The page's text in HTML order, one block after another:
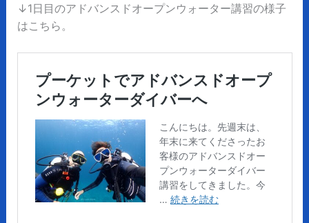
↓1日目のアドバンスドオープンウォーター講習の様子
はこちら。